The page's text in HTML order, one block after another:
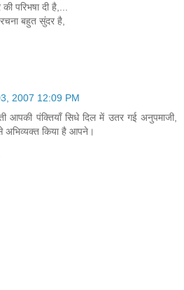
परिभषा दी है,...
बहुत सुंदर है,
2007 12:09 PM
आपकी पंक्तियाँ सिधे दिल में उतर गई अनुपमाजी,
अभिव्यक्त किया है आपने।